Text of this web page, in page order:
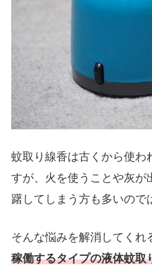
蚊取り線香は古くから使わ
すが、火を使うことや灰が
躇してしまう方も多いので
そんな悩みを解消してくれ
稼働するタイプの液体蚊取